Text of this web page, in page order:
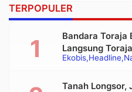
TERPOPULER
Ekobis Headline
Bandara Toraja
Langsung
Tanah Longsor,